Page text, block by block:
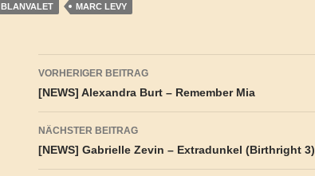
BLANVALET MARC LEVY
Beitragsnavigation
VORHERIGER BEITRAG
[NEWS] Alexandra Burt – Remember Mia
NÄCHSTER BEITRAG
[NEWS] Gabrielle Zevin – Extradunkel (Birthright 3)